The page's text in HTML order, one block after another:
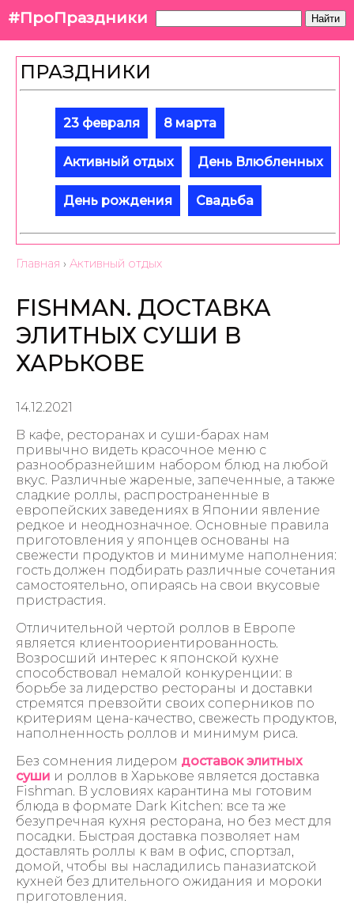
#ПроПраздники Найти
ПРАЗДНИКИ
23 февраля 8 марта
Активный отдых День Влюбленных
День рождения Свадьба
Главная › Активный отдых
FISHMAN. ДОСТАВКА
ЭЛИТНЫХ СУШИ В
ХАРЬКОВЕ
14.12.2021
В кафе, ресторанах и суши-барах нам
привычно видеть красочное меню с
разнообразнейшим набором блюд на любой
вкус. Различные жареные, запеченные, а также
сладкие роллы, распространенные в
европейских заведениях в Японии явление
редкое и неоднозначное. Основные правила
приготовления у японцев основаны на
свежести продуктов и минимуме наполнения:
гость должен подбирать различные сочетания
самостоятельно, опираясь на свои вкусовые
пристрастия.
Отличительной чертой роллов в Европе
является клиентоориентированность.
Возросший интерес к японской кухне
способствовал немалой конкуренции: в
борьбе за лидерство рестораны и доставки
стремятся превзойти своих соперников по
критериям цена-качество, свежесть продуктов,
наполненность роллов и минимум риса.
Без сомнения лидером доставок элитных
суши и роллов в Харькове является доставка
Fishman. В условиях карантина мы готовим
блюда в формате Dark Kitchen: все та же
безупречная кухня ресторана, но без мест для
посадки. Быстрая доставка позволяет нам
доставлять роллы к вам в офис, спортзал,
домой, чтобы вы насладились паназиатской
кухней без длительного ожидания и мороки
приготовления.